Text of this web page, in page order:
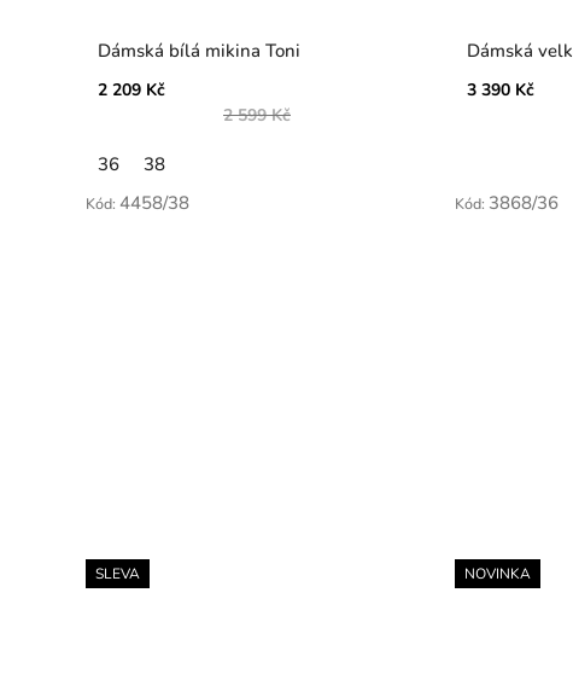
Dámská bílá mikina Toni
2 209 Kč
2 599 Kč
36 38
Dámská
3 390 Kč
SLEVA
Kód: 4458/38
NOVINKA
Kód: 3868/36